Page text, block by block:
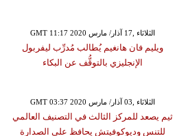
GMT 11:17 2020 الثلاثاء ,17 آذار/ مارس
ويليم فان هانغيم يُطالب مُدرِّب ليفربول
الإنجليزي بالتوقُّف عن البكاء
GMT 03:37 2020 الثلاثاء ,03 آذار/ مارس
ثيم يصعد للمركز الثالث في التصنيف العالمي
للتنس وديوكوفيتش يحافظ على الصدارة